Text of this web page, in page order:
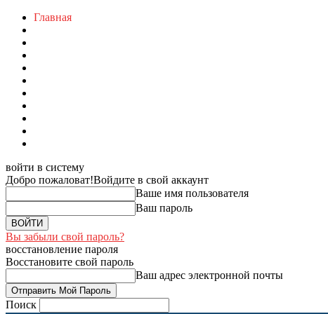
Главная
войти в систему
Добро пожаловат!Войдите в свой аккаунт
Ваше имя пользователя
Ваш пароль
Вы забыли свой пароль?
восстановление пароля
Восстановите свой пароль
Ваш адрес электронной почты
Поиск